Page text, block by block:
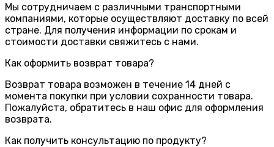
Мы сотрудничаем с различными транспортными
компаниями, которые осуществляют доставку по всей
стране. Для получения информации по срокам и
стоимости доставки свяжитесь с нами.
Как оформить возврат товара?
Возврат товара возможен в течение 14 дней с
момента покупки при условии сохранности товара.
Пожалуйста, обратитесь в наш офис для оформления
возврата.
Как получить консультацию по продукту?